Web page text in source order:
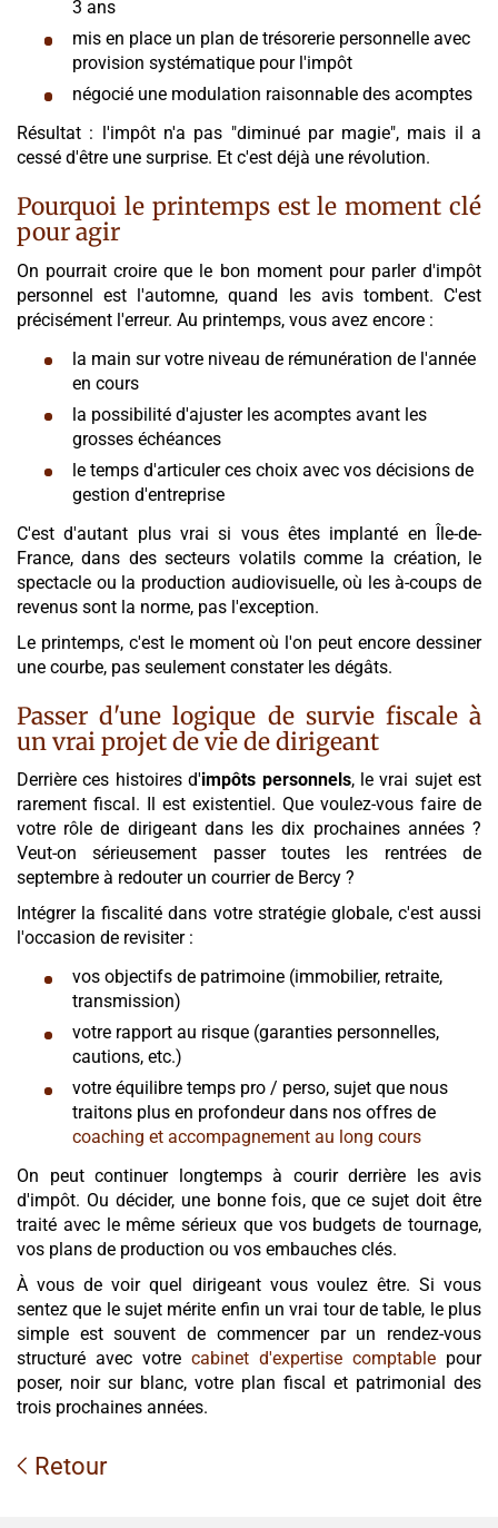
3 ans
mis en place un plan de trésorerie personnelle avec
provision systématique pour l'impôt
négocié une modulation raisonnable des acomptes
Résultat : l'impôt n'a pas "diminué par magie", mais il a
cessé d'être une surprise. Et c'est déjà une révolution.
Pourquoi le printemps est le moment clé
pour agir
On pourrait croire que le bon moment pour parler d'impôt
personnel est l'automne, quand les avis tombent. C'est
précisément l'erreur. Au printemps, vous avez encore :
la main sur votre niveau de rémunération de l'année
en cours
la possibilité d'ajuster les acomptes avant les
grosses échéances
le temps d'articuler ces choix avec vos décisions de
gestion d'entreprise
C'est d'autant plus vrai si vous êtes implanté en Île-de-
France, dans des secteurs volatils comme la création, le
spectacle ou la production audiovisuelle, où les à-coups de
revenus sont la norme, pas l'exception.
Le printemps, c'est le moment où l'on peut encore dessiner
une courbe, pas seulement constater les dégâts.
Passer d'une logique de survie fiscale à
un vrai projet de vie de dirigeant
Derrière ces histoires d'impôts personnels, le vrai sujet est
rarement fiscal. Il est existentiel. Que voulez-vous faire de
votre rôle de dirigeant dans les dix prochaines années ?
Veut-on sérieusement passer toutes les rentrées de
septembre à redouter un courrier de Bercy ?
Intégrer la fiscalité dans votre stratégie globale, c'est aussi
l'occasion de revisiter :
vos objectifs de patrimoine (immobilier, retraite,
transmission)
votre rapport au risque (garanties personnelles,
cautions, etc.)
votre équilibre temps pro / perso, sujet que nous
traitons plus en profondeur dans nos offres de
coaching et accompagnement au long cours
On peut continuer longtemps à courir derrière les avis
d'impôt. Ou décider, une bonne fois, que ce sujet doit être
traité avec le même sérieux que vos budgets de tournage,
vos plans de production ou vos embauches clés.
À vous de voir quel dirigeant vous voulez être. Si vous
sentez que le sujet mérite enfin un vrai tour de table, le plus
simple est souvent de commencer par un rendez-vous
structuré avec votre cabinet d'expertise comptable pour
poser, noir sur blanc, votre plan fiscal et patrimonial des
trois prochaines années.
Retour